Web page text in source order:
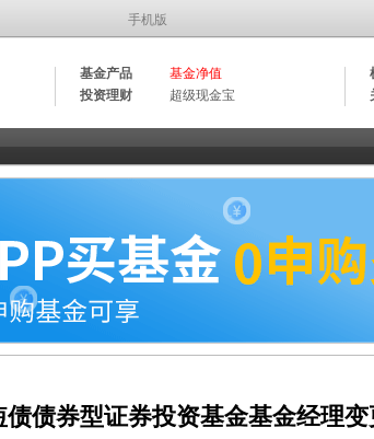
手机版
基金产品
基金净值
投资理财
超级现金宝
债券型证券投资基金基金经理